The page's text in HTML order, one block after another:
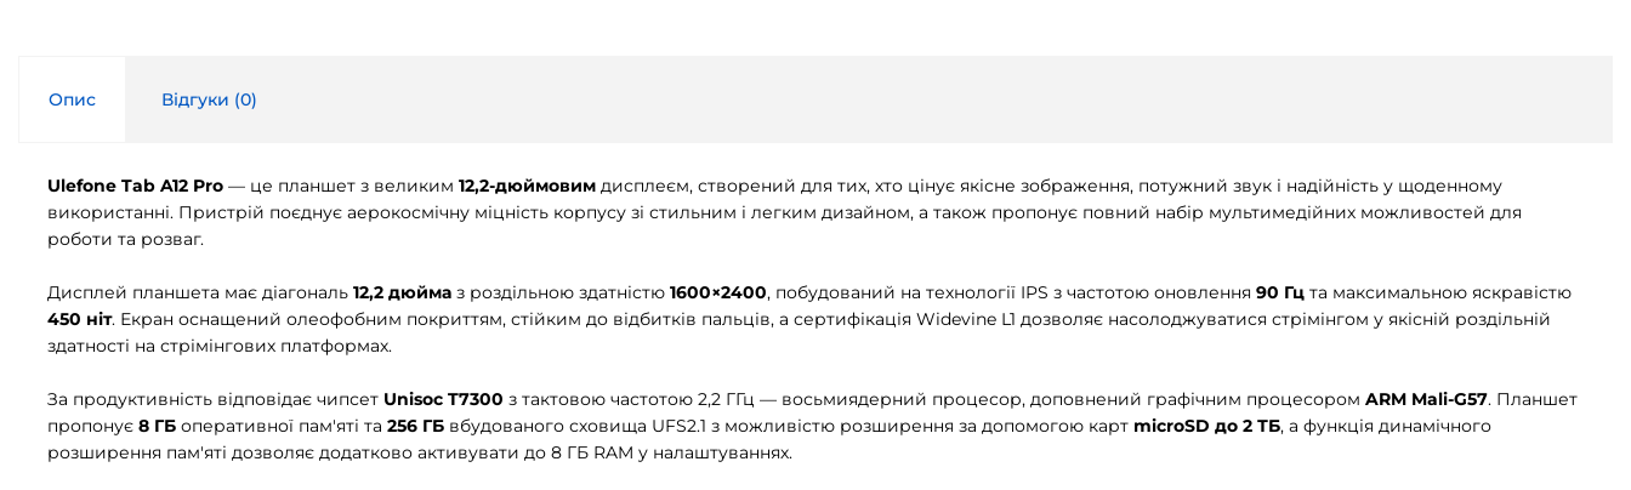
Опис Відгуки (0)
Ulefone Tab A12 Pro — це планшет з великим 12,2-дюймовим дисплеєм, створений для тих, хто цінує якісне зображення, потужний звук і надійність у щоденному
використанні. Пристрій поєднує аерокосмічну міцність корпусу зі стильним і легким дизайном, а також пропонує повний набір мультимедійних можливостей для
роботи та розваг.
Дисплей планшета має діагональ 12,2 дюйма з роздільною здатністю 1600×2400, побудований на технології IPS з частотою оновлення 90 Гц та максимальною яскравістю
450 ніт. Екран оснащений олеофобним покриттям, стійким до відбитків пальців, а сертифікація Widevine L1 дозволяє насолоджуватися стрімінгом у якісній роздільній
здатності на стрімінгових платформах.
За продуктивність відповідає чипсет Unisoc T7300 з тактовою частотою 2,2 ГГц — восьмиядерний процесор, доповнений графічним процесором ARM Mali-G57. Планшет
пропонує 8 ГБ оперативної пам'яті та 256 ГБ вбудованого сховища UFS2.1 з можливістю розширення за допомогою карт microSD до 2 ТБ, а функція динамічного
розширення пам'яті дозволяє додатково активувати до 8 ГБ RAM у налаштуваннях.